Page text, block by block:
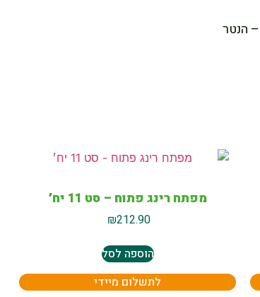
מפתח רינג פתוח – סט 11 יח׳
₪212.90
הוספה לסל
לתשלום מיידי